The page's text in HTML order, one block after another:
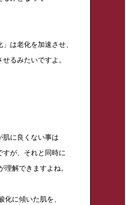
は老化を加速させ、
るみたいですよ。
肌に良くない事は
が、それと同時に
理解できますよね。
化に傾いた肌を、